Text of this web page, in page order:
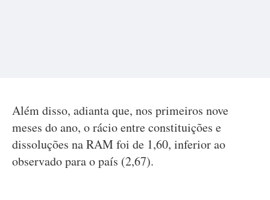
Além disso, adianta que, nos primeiros nove
meses do ano, o rácio entre constituições e
dissoluções na RAM foi de 1,60, inferior ao
observado para o país (2,67).